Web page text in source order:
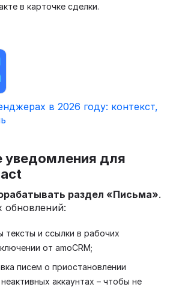
в карточке сделки.
в 2026 году: контекст,
уведомления для
раздел «Письма».
обновлений:
тексты и ссылки в рабочих
от amoCRM;
писем о приостановлении
аккаунтах – чтобы не